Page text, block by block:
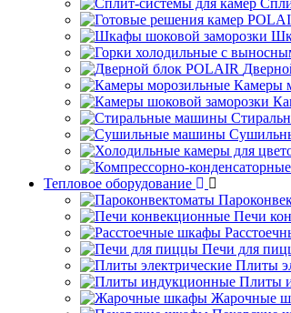
Камеры
Тепловое оборудование
Печи
Печи для
Плиты
Плиты
Жарочные